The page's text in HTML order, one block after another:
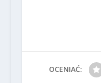
OCENIAĆ: